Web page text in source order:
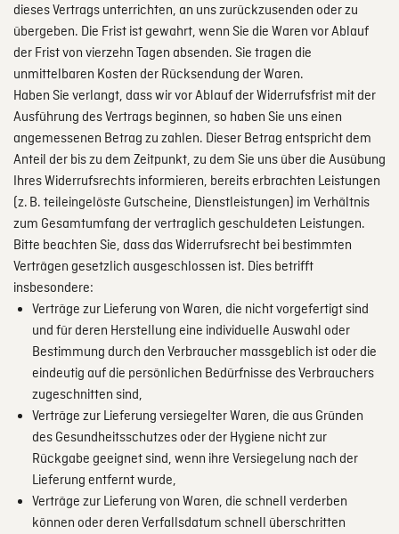
dieses Vertrags unterrichten, an uns zurückzusenden oder zu
übergeben. Die Frist ist gewahrt, wenn Sie die Waren vor Ablauf
der Frist von vierzehn Tagen absenden. Sie tragen die
unmittelbaren Kosten der Rücksendung der Waren.
Haben Sie verlangt, dass wir vor Ablauf der Widerrufsfrist mit der
Ausführung des Vertrags beginnen, so haben Sie uns einen
angemessenen Betrag zu zahlen. Dieser Betrag entspricht dem
Anteil der bis zu dem Zeitpunkt, zu dem Sie uns über die Ausübung
Ihres Widerrufsrechts informieren, bereits erbrachten Leistungen
(z. B. teileingelöste Gutscheine, Dienstleistungen) im Verhältnis
zum Gesamtumfang der vertraglich geschuldeten Leistungen.
Bitte beachten Sie, dass das Widerrufsrecht bei bestimmten
Verträgen gesetzlich ausgeschlossen ist. Dies betrifft
insbesondere:
Verträge zur Lieferung von Waren, die nicht vorgefertigt sind
und für deren Herstellung eine individuelle Auswahl oder
Bestimmung durch den Verbraucher massgeblich ist oder die
eindeutig auf die persönlichen Bedürfnisse des Verbrauchers
zugeschnitten sind,
Verträge zur Lieferung versiegelter Waren, die aus Gründen
des Gesundheitsschutzes oder der Hygiene nicht zur
Rückgabe geeignet sind, wenn ihre Versiegelung nach der
Lieferung entfernt wurde,
Verträge zur Lieferung von Waren, die schnell verderben
können oder deren Verfallsdatum schnell überschritten